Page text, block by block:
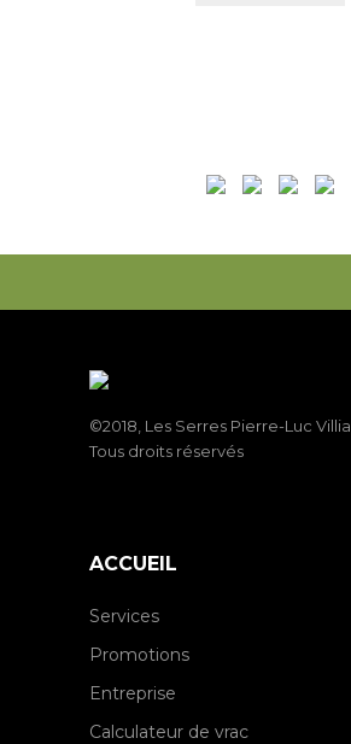
©2018, Les Serres Pierre-Luc
Tous droits réservés
ACCUEIL
Services
Promotions
Entreprise
Calculateur de vrac